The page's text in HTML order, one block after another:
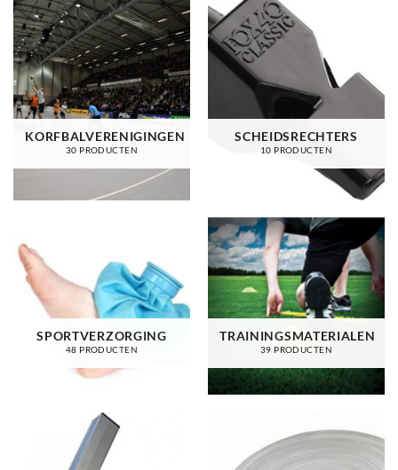
KORFBALVERENIGINGEN
30 PRODUCTEN
SCHEIDSRECHTERS
10 PRODUCTEN
SPORTVERZORGING
48 PRODUCTEN
TRAININGSMATERIALEN
39 PRODUCTEN